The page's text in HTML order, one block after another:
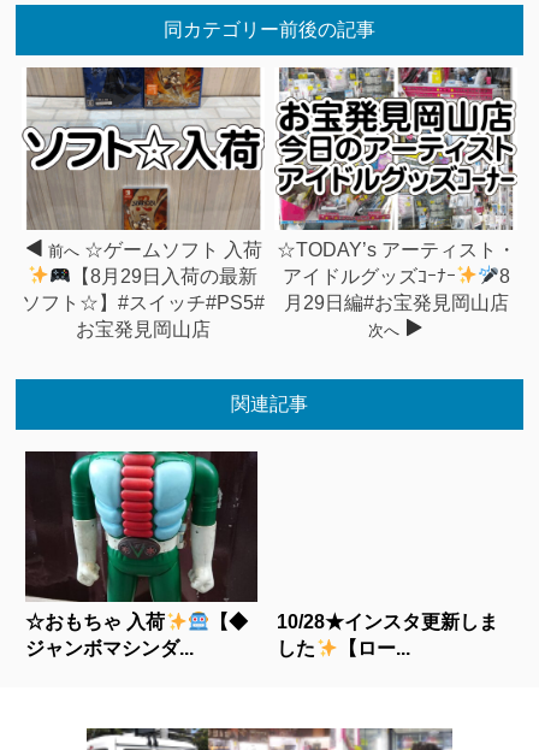
同カテゴリー前後の記事
前へ ☆ゲームソフト 入荷
【8月29日入荷の最新
ソフト☆】#スイッチ#PS5#
お宝発見岡山店
☆TODAY’s アーティスト・
アイドルグッズｺｰﾅｰ
8
月29日編#お宝発見岡山店
次へ
関連記事
☆おもちゃ 入荷
【◆
ジャンボマシンダ...
10/28★インスタ更新しま
した
【ロー...